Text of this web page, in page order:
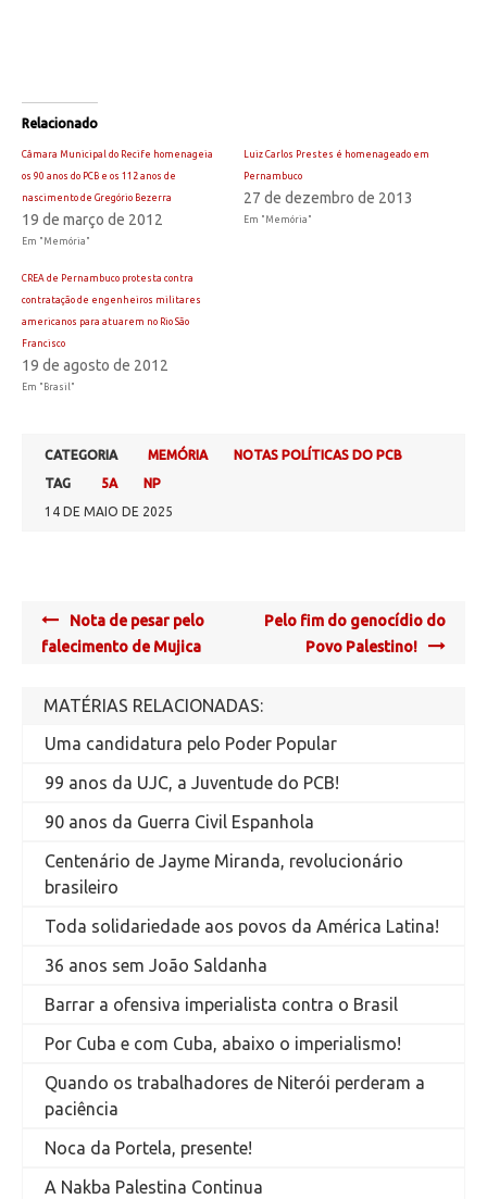
Relacionado
Câmara Municipal do Recife homenageia
os 90 anos do PCB e os 112 anos de
nascimento de Gregório Bezerra
19 de março de 2012
Em "Memória"
Luiz Carlos Prestes é homenageado em
Pernambuco
27 de dezembro de 2013
Em "Memória"
CREA de Pernambuco protesta contra
contratação de engenheiros militares
americanos para atuarem no Rio São
Francisco
19 de agosto de 2012
Em "Brasil"
CATEGORIA MEMÓRIA
NOTAS POLÍTICAS DO PCB
TAG
5A
NP
14 DE MAIO DE 2025
Post
navigation
Nota de pesar pelo
falecimento de Mujica
Pelo fim do genocídio do
Povo Palestino!
MATÉRIAS RELACIONADAS:
Uma candidatura pelo Poder Popular
99 anos da UJC, a Juventude do PCB!
90 anos da Guerra Civil Espanhola
Centenário de Jayme Miranda, revolucionário
brasileiro
Toda solidariedade aos povos da América Latina!
36 anos sem João Saldanha
Barrar a ofensiva imperialista contra o Brasil
Por Cuba e com Cuba, abaixo o imperialismo!
Quando os trabalhadores de Niterói perderam a
paciência
Noca da Portela, presente!
A Nakba Palestina Continua